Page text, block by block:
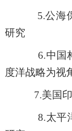
5.公海
研究
6.中国
度洋战略为视
7.美国
8.太平